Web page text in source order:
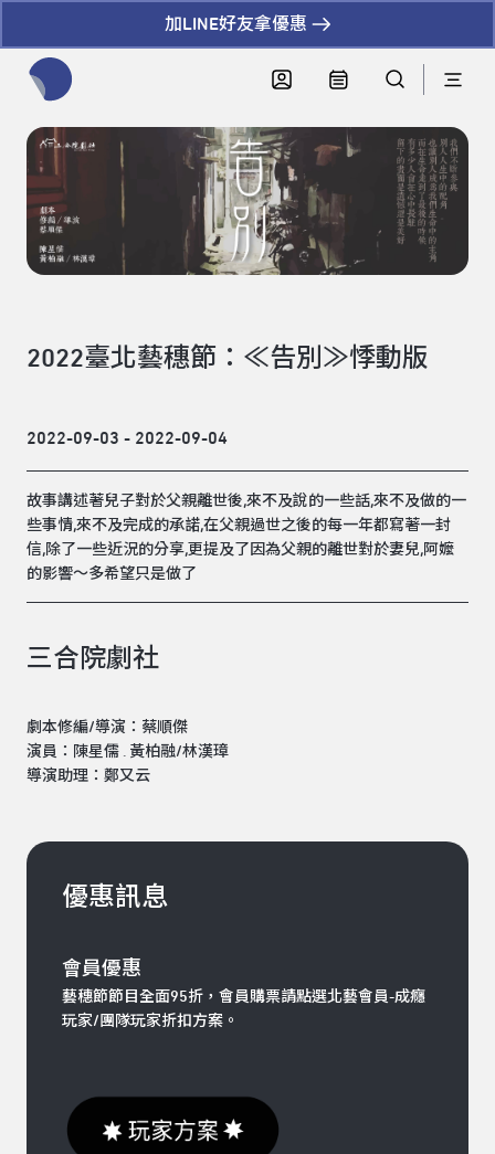
加LINE好友拿優惠
2022臺北藝穗節：≪告別≫悸動版
2022-09-03 - 2022-09-04
故事講述著兒子對於父親離世後,來不及說的一些話,來不及做的一
些事情,來不及完成的承諾,在父親過世之後的每一年都寫著一封
信,除了一些近況的分享,更提及了因為父親的離世對於妻兒,阿嬤
的影響～多希望只是做了
三合院劇社
劇本修編/導演：蔡順傑
演員：陳星儒 . 黃柏融/林漢璋
導演助理：鄭又云
優惠訊息
會員優惠
藝穗節節目全面95折，會員購票請點選北藝會員-成癮
玩家/團隊玩家折扣方案。